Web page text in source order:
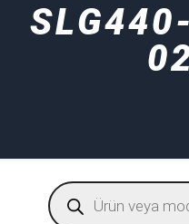
Products
search